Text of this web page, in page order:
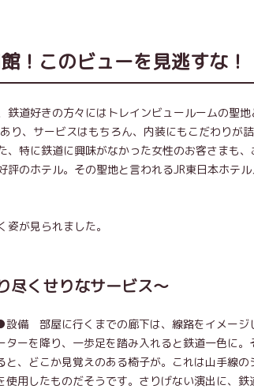
このビューを見逃すな！
道好きの方々にはトレインビュールームの聖地
、サービスはもちろん、内装にもこだわりが詰
特に鉄道に興味がなかった女性のお客さまも、
のホテル。その聖地と言われるJR東日本ホテ
が見られました。
尽くせりなサービス～
設備 部屋に行くまでの廊下は、線路をイメージ
ターを降り、一歩足を踏み入れると鉄道一色に。
と、どこか見覚えのある椅子が。これは山手線の
使用したものだそうです。さりげない演出に、鉄